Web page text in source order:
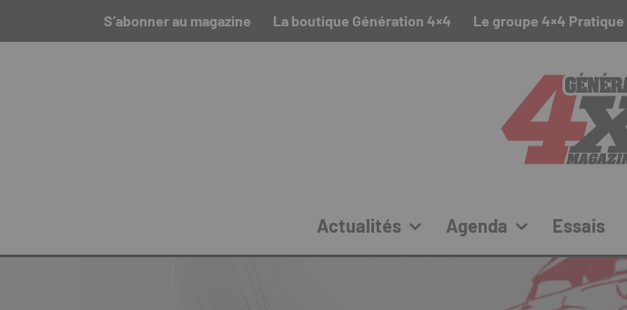
S’abonner au magazine La boutique Génération 4×4 Le groupe 4×4 Pratique
Actualités Agenda Essais